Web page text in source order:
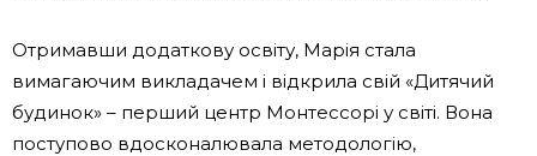
Отримавши додаткову освіту, Марія стала
вимагаючим викладачем і відкрила свій «Дитячий
будинок» – перший центр Монтессорі у світі. Вона
поступово вдосконалювала методологію,